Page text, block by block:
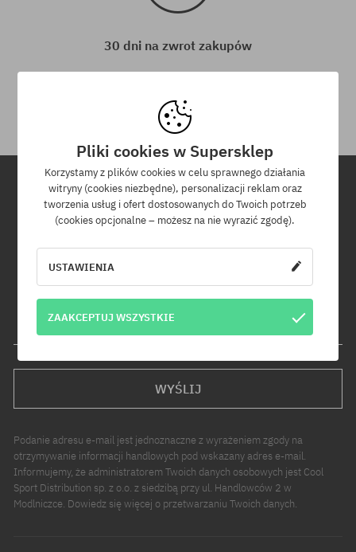
30 dni na zwrot zakupów
Newsletter
Zapisz się do naszego newslettera, a dowiesz się jako pierwszy o
WYŚLIJ
Podanie adresu e-mail jest jednoznaczne z wyrażeniem zgody na
otrzymywanie informacji handlowych pod wskazany adres e-mail.
Informujemy, że administratorem Twoich danych osobowych jest Cool
Sport Distribution sp. z o.o. z siedzibą przy ul. Handlowców 2 w
Modlniczce. Dowiedz się więcej o przetwarzaniu Twoich danych.
Pliki cookies w Supersklep
Korzystamy z plików cookies w celu sprawnego działania
witryny (cookies niezbędne), personalizacji reklam oraz
tworzenia usług i ofert dostosowanych do Twoich potrzeb
(cookies opcjonalne – możesz na nie wyrazić zgodę).
USTAWIENIA
ZAAKCEPTUJ WSZYSTKIE